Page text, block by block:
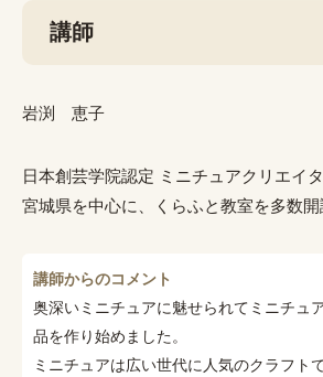
講師
岩渕 恵子
日本創芸学院認定 ミニチュアクリエイ
宮城県を中心に、くらふと教室を多数開
講師からのコメント
奥深いミニチュアに魅せられてミニチュ
品を作り始めました。
ミニチュアは広い世代に人気のクラフトで